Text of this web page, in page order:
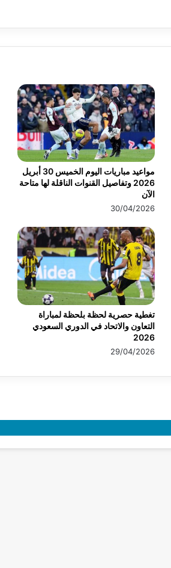
مواعيد مباريات اليوم الخميس 30 أبريل
2026 وتفاصيل القنوات الناقلة لها متاحة
الآن
30/04/2026
تغطية حصرية لحظة بلحظة لمباراة
التعاون والاتحاد في الدوري السعودي
2026
29/04/2026